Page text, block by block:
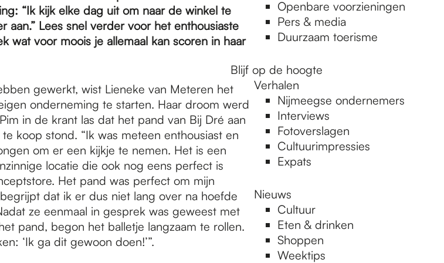
Openbare voorzieningen
Pers & media
Duurzaam toerisme
Blijf op de hoogte
Verhalen
Nijmeegse ondernemers
Interviews
Fotoverslagen
Cultuurimpressies
Expats
Nieuws
Cultuur
Eten & drinken
Shoppen
Weektips
“Ik kijk elke dag uit om naar de winkel te
aan.” Lees snel verder voor het enthousiaste
wat voor moois je allemaal kan scoren in haar
gewerkt, wist Lieneke van Meteren het
onderneming te starten. Haar droom werd
in de krant las dat het pand van Bij Dré aan
koop stond. “Ik was meteen enthousiast en
om er een kijkje te nemen. Het is een
locatie die ook nog eens perfect is
Het pand was perfect om mijn
dat ik er dus niet lang over na hoefde
ze eenmaal in gesprek was geweest met
pand, begon het balletje langzaam te rollen.
‘Ik ga dit gewoon doen!’”.